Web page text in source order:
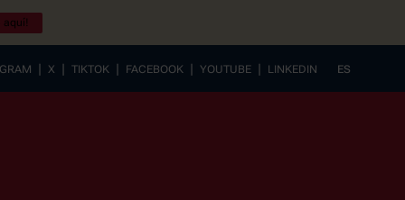
aquí!
| X | TIKTOK | FACEBOOK | YOUTUBE | LINKEDIN
ES